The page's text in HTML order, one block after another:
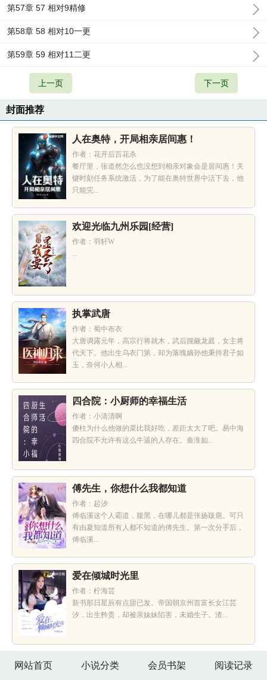
第57章 57 相对9精修
第58章 58 相对10一更
第59章 59 相对11二更
上一页 下一页
封面推荐
人在奥特，开局相亲居间惠！
作者：花开后百花杀
餐厅里，张道然怎么也没想到相亲对象会是居间惠！关
键时刻任务系统激活，为了能在奥特世界中活下去，他
只能完...
欢迎光临九州乐园[经营]
作者：羽轩W
...
执掌武唐
作者：蜀中布衣
大唐调露元年，高宗行将就木，武后觊觎龙庭，女主将
代天下。他出生乌衣门第，却为落魄嫡孙他秉持君子如
玉，奈何小人相...
四合院：小厨师的幸福生活
作者：小清清啊
傻柱为什么他做的菜比我好吃，差距太大了吧。易中海
四合院不允许有这么牛逼的人存在。秦淮如...
傅先生，你想什么我都知道
作者：起汐
傅临溪这个人霸道，腹黑，在哪儿都是张扬跋扈。可只
有由夏知道所有人都不知道的傅先生。第一次分手后，
傅临溪...
爱在倾城时光里
作者：柠海芸
新书那日星辰有点甜已发。帝国朝京州首富长女江芸
汐，出生矜贵，却被亲妹妹陷害，未婚生子。渣...
网站首页 小说分类 会员书架 阅读记录